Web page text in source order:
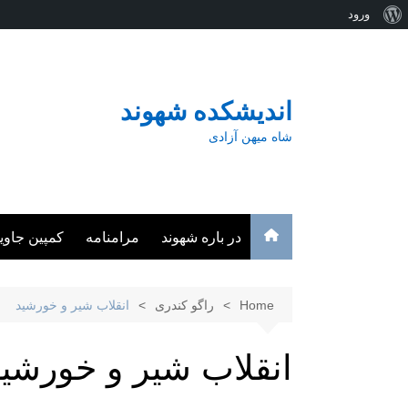
درباره
ورود
اندیشکده شهوند
شاه میهن آزادی
در باره شهوند مرامنامه کمپین
Home راگو کندری انقلاب شیر و خورشید
انقلاب شیر و